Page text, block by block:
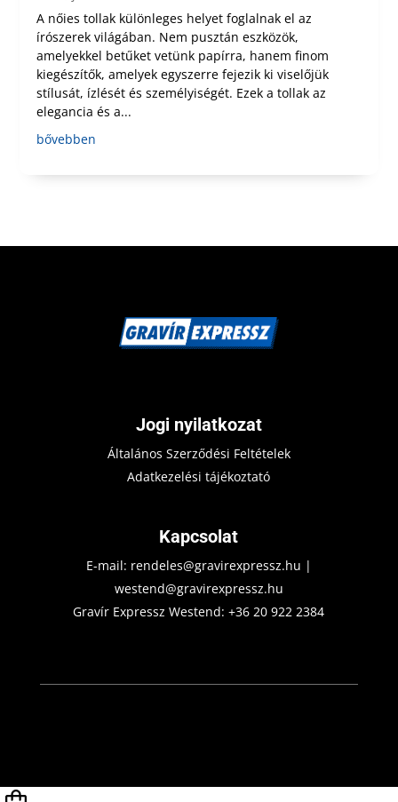
A nőies tollak különleges helyet foglalnak el az
írószerek világában. Nem pusztán eszközök,
amelyekkel betűket vetünk papírra, hanem finom
kiegészítők, amelyek egyszerre fejezik ki viselőjük
stílusát, ízlését és személyiségét. Ezek a tollak az
elegancia és a...
bővebben
Jogi nyilatkozat
Általános Szerződési Feltételek
Adatkezelési tájékoztató
Kapcsolat
E-mail: rendeles@gravirexpressz.hu |
westend@gravirexpressz.hu
Gravír Expressz Westend:+36 20 922 2384